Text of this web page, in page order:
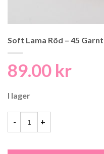
Soft Lama Röd – 45
89.00 kr
I lager